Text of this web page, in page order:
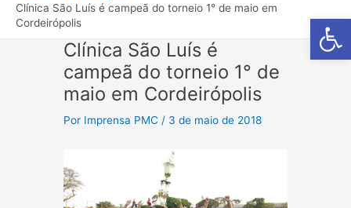
Barra de
Clínica São Luís é campeã do torneio 1° de maio em
Cordeirópolis
Clínica São Luís é
campeã do torneio 1° de
maio em Cordeirópolis
Por Imprensa PMC / 3 de maio de 2018